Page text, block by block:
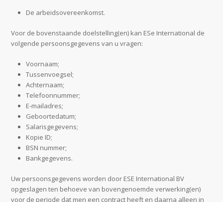
De arbeidsovereenkomst.
Voor de bovenstaande doelstelling(en) kan ESe International de
volgende persoonsgegevens van u vragen:
Voornaam;
Tussenvoegsel;
Achternaam;
Telefoonnummer;
E-mailadres;
Geboortedatum;
Salarisgegevens;
Kopie ID;
BSN nummer;
Bankgegevens.
Uw persoonsgegevens worden door ESE International BV
opgeslagen ten behoeve van bovengenoemde verwerking(en)
voor de periode dat men een contract heeft en daarna alleen in